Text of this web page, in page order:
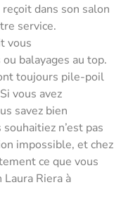
dans son salon
service.
vous
balayages au top.
toujours pile-poil
vous avez
savez bien
n’est pas
impossible, et chez
ce que vous
Riera à